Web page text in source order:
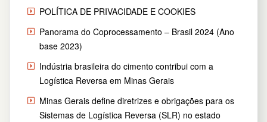
POLÍTICA DE PRIVACIDADE E COOKIES
Panorama do Coprocessamento – Brasil 2024 (Ano
base 2023)
Indústria brasileira do cimento contribui com a
Logística Reversa em Minas Gerais
Minas Gerais define diretrizes e obrigações para os
Sistemas de Logística Reversa (SLR) no estado